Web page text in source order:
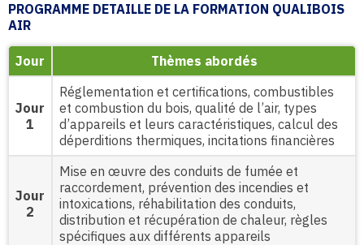
PROGRAMME DETAILLE DE LA FORMATION QUALIBOIS
AIR
Jour Thèmes abordés
Jour
1
Réglementation et certifications, combustibles
et combustion du bois, qualité de l’air, types
d’appareils et leurs caractéristiques, calcul des
déperditions thermiques, incitations financières
Jour
2
Mise en œuvre des conduits de fumée et
raccordement, prévention des incendies et
intoxications, réhabilitation des conduits,
distribution et récupération de chaleur, règles
spécifiques aux différents appareils